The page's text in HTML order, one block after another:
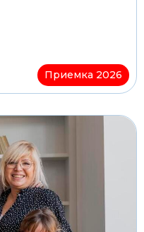
Приемка 2026